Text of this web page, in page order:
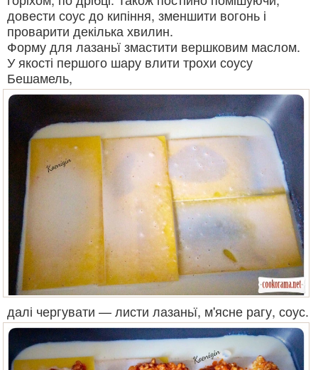
довести соус до кипіння, зменшити вогонь і
проварити декілька хвилин.
Форму для лазаньї змастити вершковим маслом.
У якості першого шару влити трохи соусу
Бешамель,
далі чергувати — листи лазаньї, м'ясне рагу, соус.